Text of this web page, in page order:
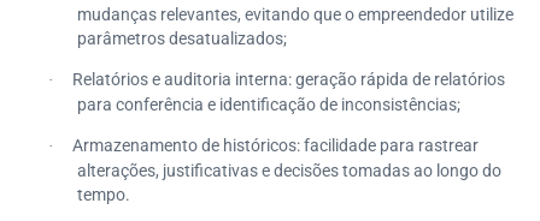
mudanças relevantes, evitando que o empreendedor utilize
parâmetros desatualizados;
·
Relatórios e auditoria interna: geração rápida de relatórios
para conferência e identificação de inconsistências;
·
Armazenamento de históricos: facilidade para rastrear
alterações, justificativas e decisões tomadas ao longo do
tempo.